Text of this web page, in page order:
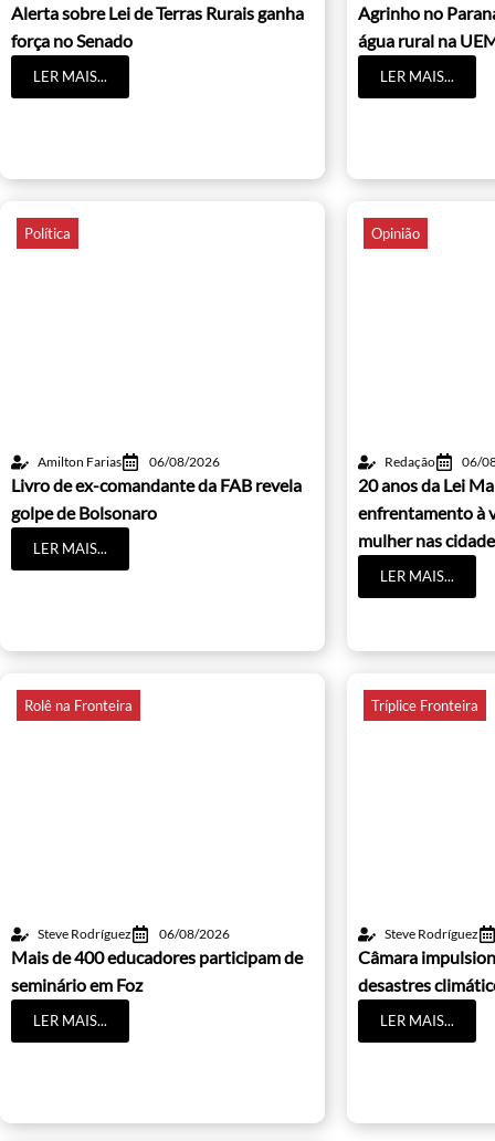
Alerta sobre Lei de Terras Rurais ganha
força no Senado
LER MAIS...
Agrinho no
água rural na
LER MAIS...
Política
Amilton Farias 06/08/2026
Livro de ex-comandante da FAB revela
golpe de Bolsonaro
LER MAIS...
Opinião
Redação 06/
20 anos da Lei
enfrentamento à
mulher nas
LER MAIS...
Rolê na Fronteira
Steve Rodríguez 06/08/2026
Mais de 400 educadores participam de
seminário em Foz
LER MAIS...
Tríplice Fronteira
Steve Rodríguez
Câmara
desastres
LER MAIS...